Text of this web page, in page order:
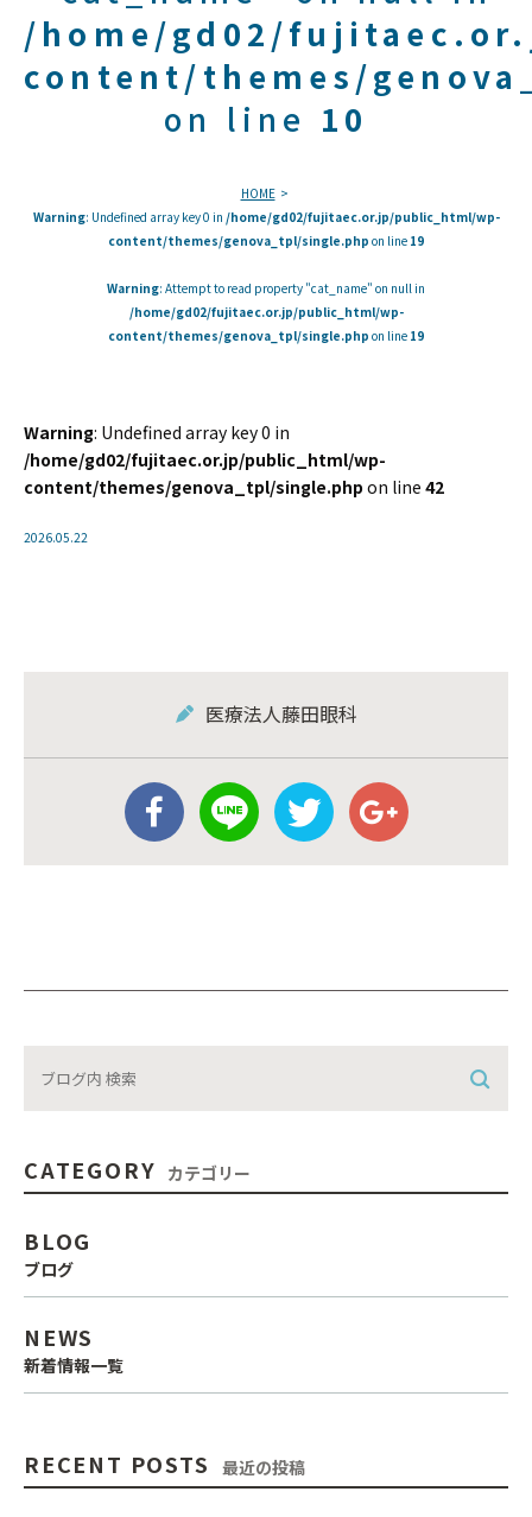
/home/gd02/
content/themes/
on line 10
HOME
Warning: Undefined array key 0 in /home/gd02/fujitaec.or.jp/public_html/wp-
content/themes/genova_tpl/single.php on line 19
Warning: Attempt to read property "cat_name" on null in
/home/gd02/fujitaec.or.jp/public_html/wp-
content/themes/genova_tpl/single.php on line 19
Warning: Undefined array key 0 in
/home/gd02/fujitaec.or.jp/public_html/wp-
content/themes/genova_tpl/single.php on line 42
2026.05.22
医療法人藤田眼科
CATEGORY カテゴリー
BLOG
ブログ
NEWS
新着情報一覧
RECENT POSTS 最近の投稿